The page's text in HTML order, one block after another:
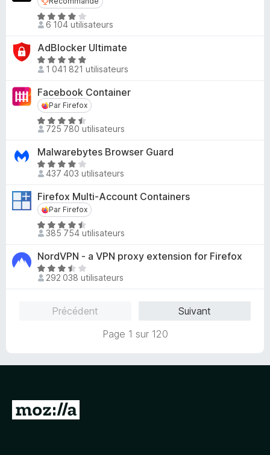
r
5
4
,
s
u
r
Recommandé
N
o
é
4
1
s
u
r
6 104 utilisateurs
AdBlocker Ultimate
N
o
t
é
4
,
s
u
r
1 041 821 utilisateurs
Facebook Container
Par Firefox
Par Firefox
N
o
t
é
4
5
s
u
r
725 780 utilisateurs
Malwarebytes Browser Guard
N
o
t
é
4
,
s
u
r
437 403 utilisateurs
Firefox Multi-Account Containers
Par Firefox
Par Firefox
N
o
t
é
4
385 754 utilisateurs
NordVPN - a VPN proxy extension for Firefox
N
o 292 038 utilisateurs
Précédent
Suivant
Page 1 sur 120
A